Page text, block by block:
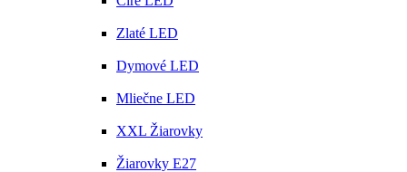
Zlaté LED
Dymové LED
Mliečne LED
XXL Žiarovky
Žiarovky E27